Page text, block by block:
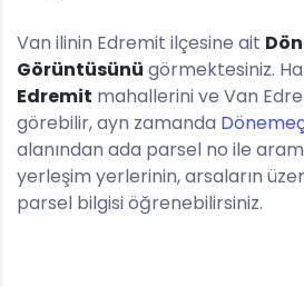
Van ilinin Edremit ilçesine ait
Görüntüsünü görmektesiniz.
Edremit mahallerini ve Van
görebilir, ayn zamanda
alanından ada parsel no ile
yerleşim yerlerinin, arsaların
parsel bilgisi öğrenebilirsiniz.